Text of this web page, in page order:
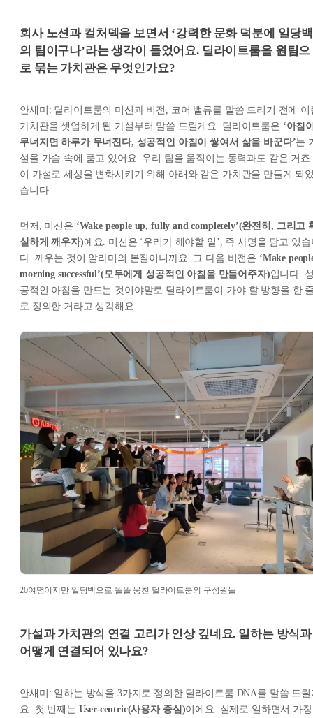
회사 노션과 컬처덱을 보면서 ‘강력한 문화 덕분에 일당백
의 팀이구나’라는 생각이 들었어요. 딜라이트룸을 원팀으
로 묶는 가치관은 무엇인가요?
안새미: 딜라이트룸의 미션과 비전, 코어 밸류를 말씀 드리기 전에 이
가치관을 셋업하게 된 가설부터 말씀 드릴게요. 딜라이트룸은 ‘아침
무너지면 하루가 무너진다, 성공적인 아침이 쌓여서 삶을 바꾼다’는
설을 가슴 속에 품고 있어요. 우리 팀을 움직이는 동력과도 같은 거죠.
이 가설로 세상을 변화시키기 위해 아래와 같은 가치관을 만들게 되
습니다.
먼저, 미션은 ‘Wake people up, fully and completely’(완전히, 그리고
실하게 깨우자)예요. 미션은 ‘우리가 해야할 일’, 즉 사명을 담고 있습
다. 깨우는 것이 알라미의 본질이니까요. 그 다음 비전은 ‘Make
morning successful’(모두에게 성공적인 아침을 만들어주자)입니다.
공적인 아침을 만드는 것이야말로 딜라이트룸이 가야 할 방향을 한
로 정의한 거라고 생각해요.
20여명이지만 일당백으로 똘똘 뭉친 딜라이트룸의 구성원들
가설과 가치관의 연결 고리가 인상 깊네요. 일하는 방식과
어떻게 연결되어 있나요?
안새미: 일하는 방식을 3가지로 정의한 딜라이트룸 DNA를 말씀 드릴
요. 첫 번째는 User-centric(사용자 중심)이에요. 실제로 일하면서 가장